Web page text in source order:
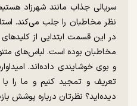
سریالی جذاب مانند شهرزاد
نظر مخاطبان را جلب می‌کند.
در این قسمت ابتدایی از
مخاطبان بوده است. لباس‌های
و بوی خوشایندی داده‌اند.
تعریف و تمجید کنیم و ما را
دیده‌اید؟ نظرتان درباره پوشش